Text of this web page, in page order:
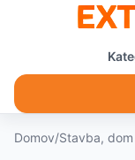
Domov/Stavba,